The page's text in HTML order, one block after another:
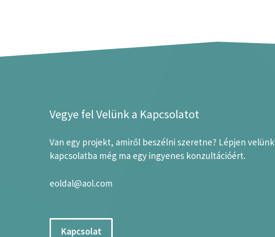
Vegye fel Velünk a Kapcsolatot
Van egy projekt, amiről beszélni szeretne? Lépjen velünk
kapcsolatba még ma egy ingyenes konzultációért.
eoldal@aol.com
Kapcsolat